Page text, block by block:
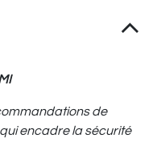
de
encadre la sécurité